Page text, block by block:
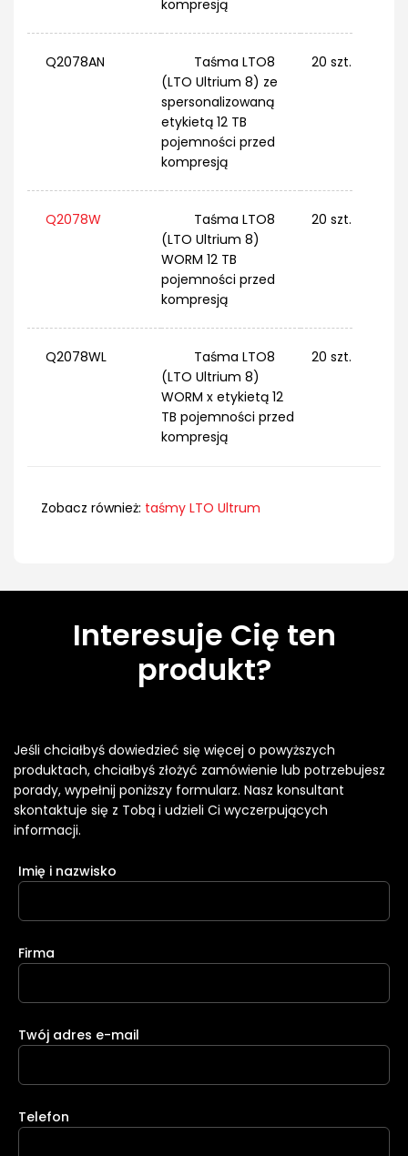
kompresją
Q2078AN
Taśma LTO8
(LTO Ultrium 8) ze
spersonalizowaną
etykietą 12 TB
pojemności przed
kompresją
20 szt.
Q2078W
Taśma LTO8
(LTO Ultrium 8)
WORM 12 TB
pojemności przed
kompresją
20 szt.
Q2078WL
Taśma LTO8
(LTO Ultrium 8)
WORM x etykietą 12
TB pojemności przed
kompresją
20 szt.
Zobacz również: taśmy LTO Ultrum
Interesuje Cię ten
produkt?
Jeśli chciałbyś dowiedzieć się więcej o powyższych
produktach, chciałbyś złożyć zamówienie lub potrzebujesz
porady, wypełnij poniższy formularz. Nasz konsultant
skontaktuje się z Tobą i udzieli Ci wyczerpujących
informacji.
Imię i nazwisko
Firma
Twój adres e-mail
Telefon